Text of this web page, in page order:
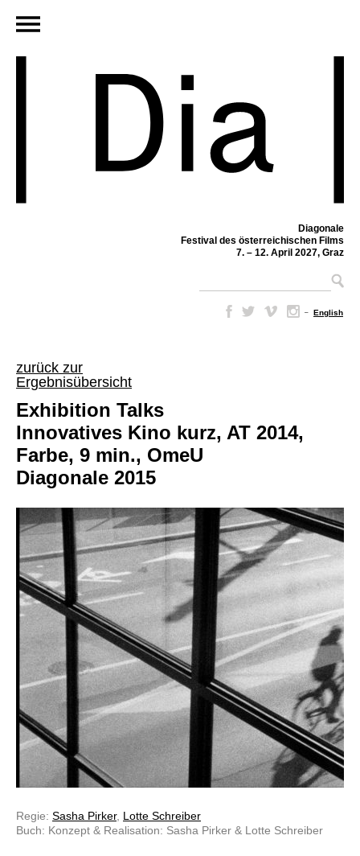
Diagonale
Festival des österreichischen Films
7. – 12. April 2027, Graz
– English
zurück zur
Ergebnisübersicht
Exhibition Talks
Innovatives Kino kurz, AT 2014,
Farbe, 9 min., OmeU
Diagonale 2015
Regie: Sasha Pirker, Lotte Schreiber
Buch: Konzept & Realisation: Sasha Pirker & Lotte Schreiber